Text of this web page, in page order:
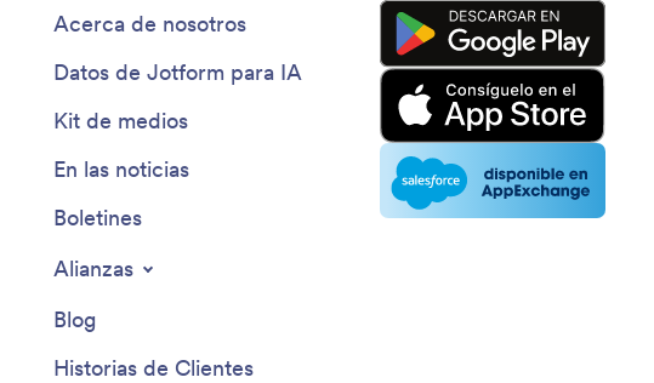
Acerca de nosotros
Datos de Jotform para IA
Kit de medios
En las noticias
Boletines
Alianzas
Blog
Historias de Clientes